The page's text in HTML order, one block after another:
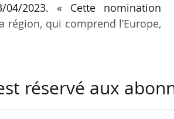
04/2023. « Cette nomination
région, qui comprend l’Europe,
de la gestion générale, des
réservé aux